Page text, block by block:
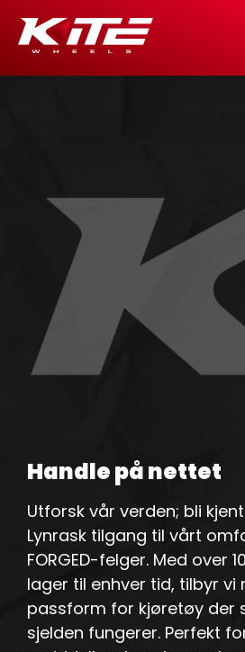
Handle på nettet
Utforsk vår verden; bli kjent
Lynrask tilgang til vårt
FORGED-felger. Med over
lager til enhver tid, tilbyr
passform for kjøretøy der
sjelden fungerer. Perfekt